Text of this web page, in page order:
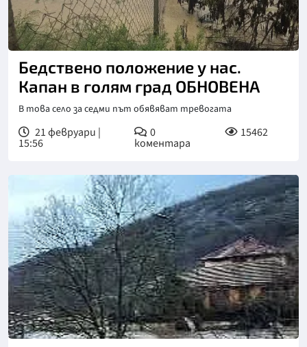
Снимка: БНР
Бедствено положение у нас.
Капан в голям град ОБНОВЕНА
В това село за седми път обявяват тревогата
21 февруари |
15:56
0
коментара
15462